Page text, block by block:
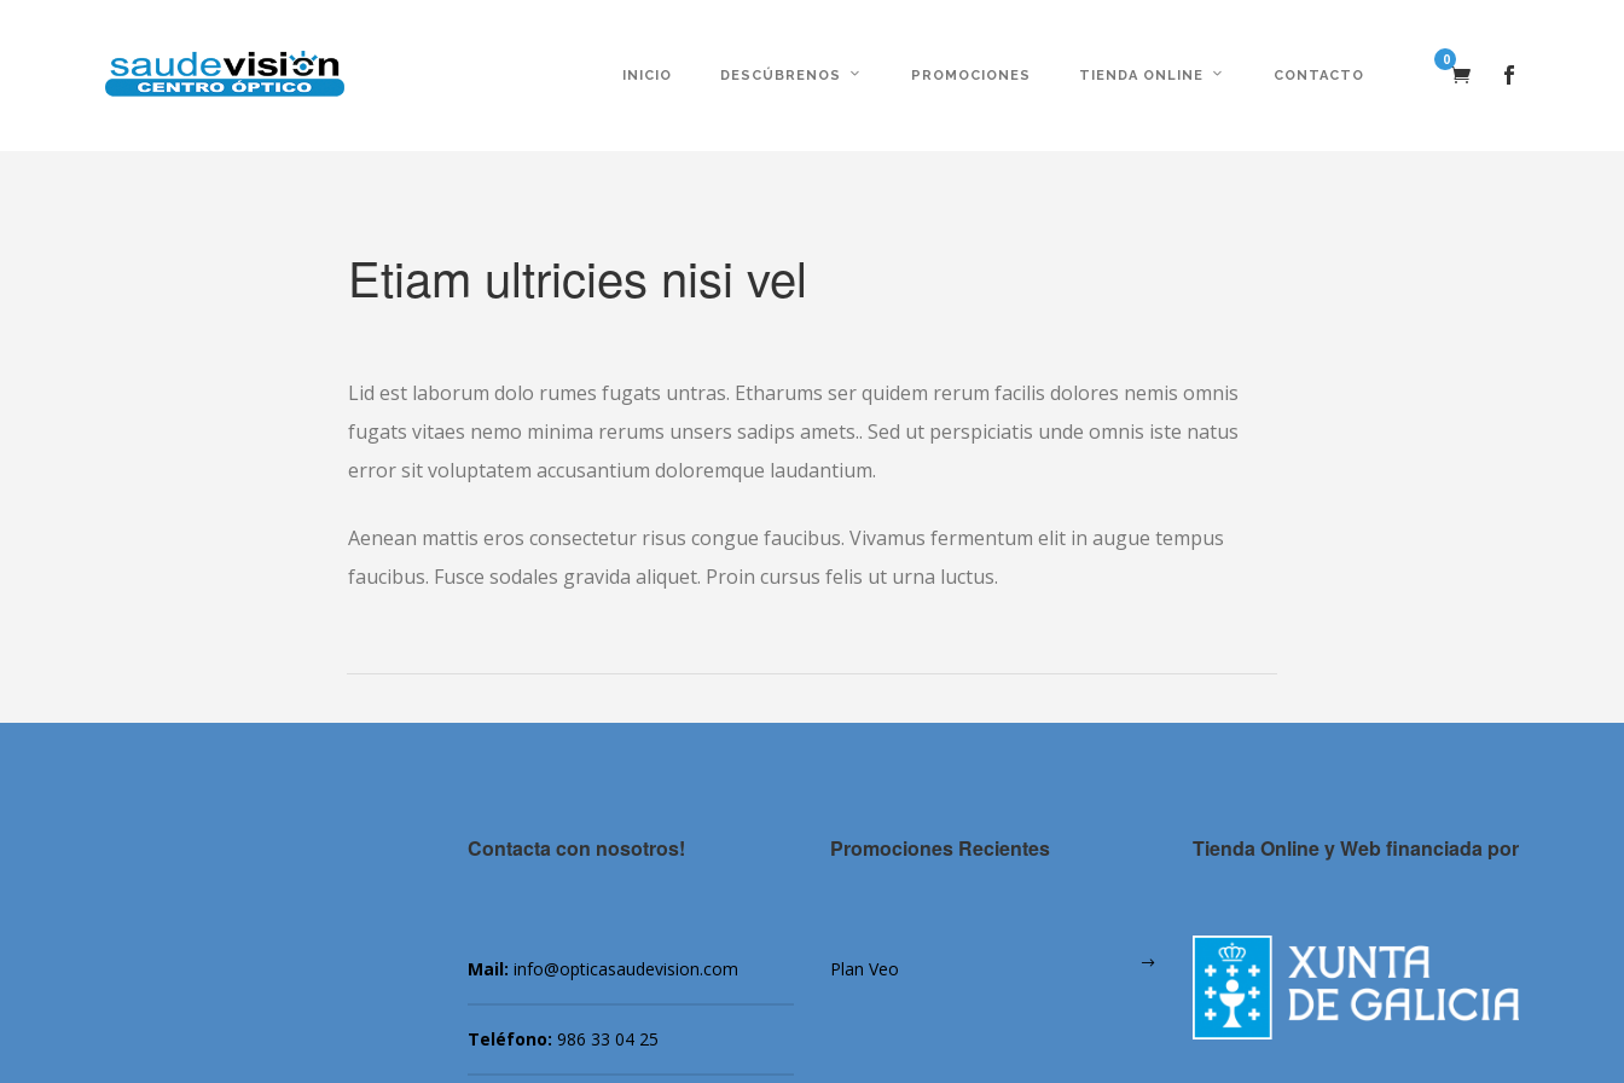
INICIO DESCÚBRENOS PROMOCIONES TIENDA ONLINE CONTACTO
0
Etiam ultricies nisi vel
Lid est laborum dolo rumes fugats untras. Etharums ser quidem rerum facilis dolores nemis omnis
fugats vitaes nemo minima rerums unsers sadips amets.. Sed ut perspiciatis unde omnis iste natus
error sit voluptatem accusantium doloremque laudantium.
Aenean mattis eros consectetur risus congue faucibus. Vivamus fermentum elit in augue tempus
faucibus. Fusce sodales gravida aliquet. Proin cursus felis ut urna luctus.
Contacta con nosotros!
Mail: info@opticasaudevision.com
Teléfono: 986 33 04 25
Promociones Recientes
Plan Veo
Tienda Online y Web financiada por